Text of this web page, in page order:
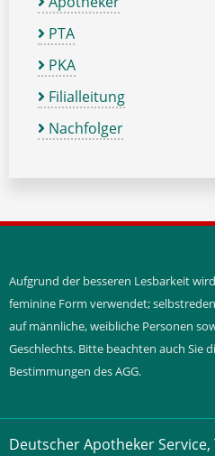
PTA
PKA
Filialleitung
Nachfolger
Aufgrund der besseren Lesbarkeit
feminine Form verwendet;
auf männliche, weibliche Personen
Geschlechts. Bitte beachten auch Sie
Bestimmungen des AGG.
Deutscher Apotheker